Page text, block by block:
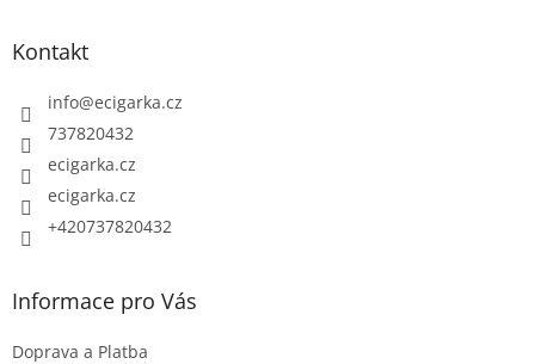
Kontakt
info@ecigarka.cz
737820432
ecigarka.cz
ecigarka.cz
+420737820432
Informace pro Vás
Doprava a Platba